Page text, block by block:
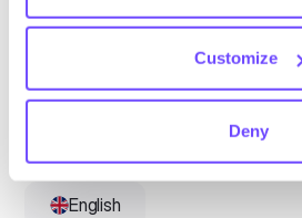
again.
Customize
Deny
consentimiento para recibir actualizaciones
English